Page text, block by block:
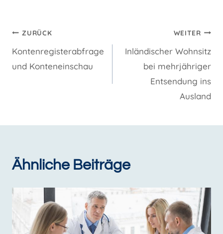
Beitragsnavigation
ZURÜCK
Kontenregisterabfrage
und Konteneinschau
WEITER
Inländischer Wohnsitz
bei mehrjähriger
Entsendung ins
Ausland
Ähnliche Beiträge